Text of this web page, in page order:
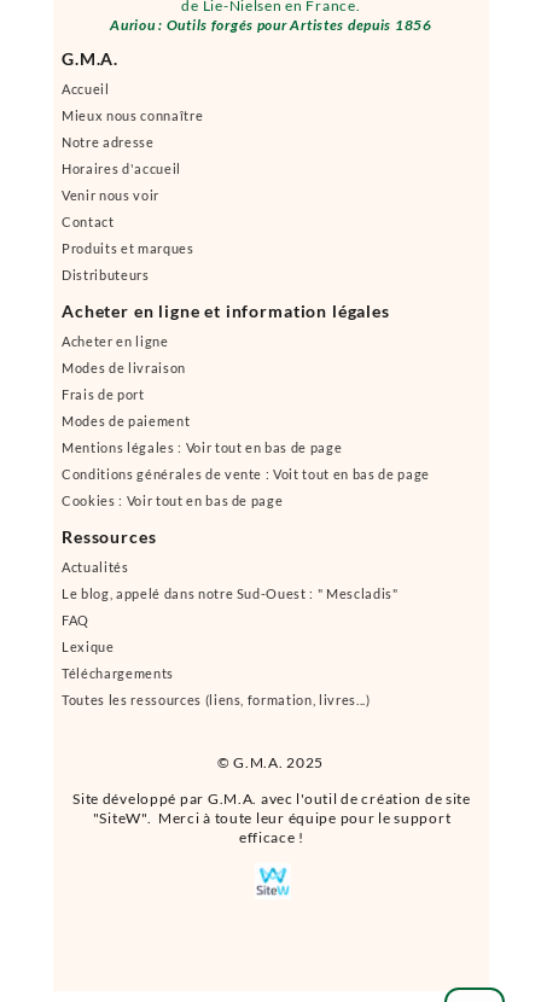
© G.M.A. 2025
de Lie-Nielsen en France.
Auriou : Outils forgés pour Artistes depuis 1856
Site développé par G.M.A. avec l'outil de création de site
"SiteW". Merci à toute leur équipe pour le support
efficace !
G.M.A.
Accueil
Mieux nous connaître
Notre adresse
Horaires d'accueil
Venir nous voir
Contact
Produits et marques
Distributeurs
Acheter en ligne et information légales
Acheter en ligne
Modes de livraison
Frais de port
Modes de paiement
Mentions légales : Voir tout en bas de page
Conditions générales de vente : Voit tout en bas de page
Cookies : Voir tout en bas de page
Ressources
Actualités
Le blog, appelé dans notre Sud-Ouest : " Mescladis"
FAQ
Lexique
Téléchargements
Toutes les ressources (liens, formation, livres...)